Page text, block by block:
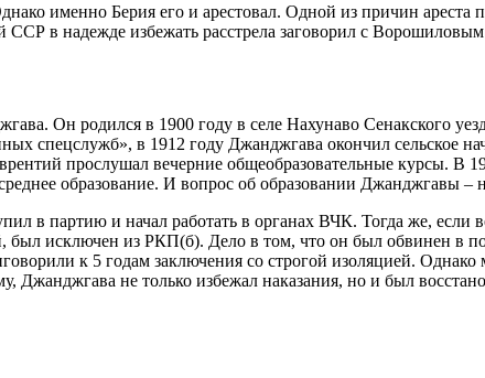
именно Берия его и арестовал. Одной из причин
в надежде избежать расстрела заговорил с
Он родился в 1900 году в селе Нахунаво Сенакского
спецслужб», в 1912 году Джанджгава окончил сельское
прослушал вечерние общеобразовательные курсы. В
образование. И вопрос об образовании Джанджгавы
в партию и начал работать в органах ВЧК. Тогда же,
был исключен из РКП(б). Дело в том, что он был обвинен в
к 5 годам заключения со строгой изоляцией. Однако
Джанджгава не только избежал наказания, но и был